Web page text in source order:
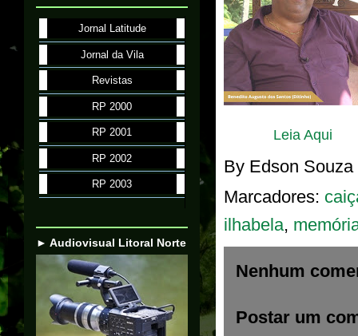
Leia Aqui
By Edson Souza
Marcadores:
ilhabela,
Nenhum
Postar um
Jornal Latitude
Jornal da Vila
Revistas
RP 2000
RP 2001
RP 2002
RP 2003
► Audiovisual Litoral Norte